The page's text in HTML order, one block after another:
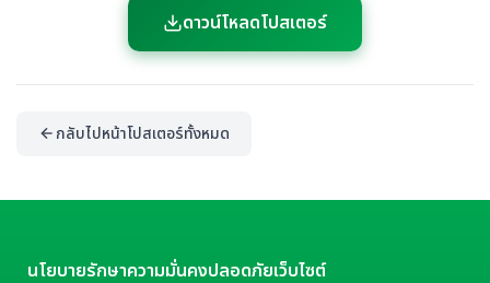
ดาวน์โหลดโปสเตอร์
กลับไปหน้าโปสเตอร์ทั้งหมด
นโยบายรักษาความมั่นคงปลอดภัยเว็บไซต์